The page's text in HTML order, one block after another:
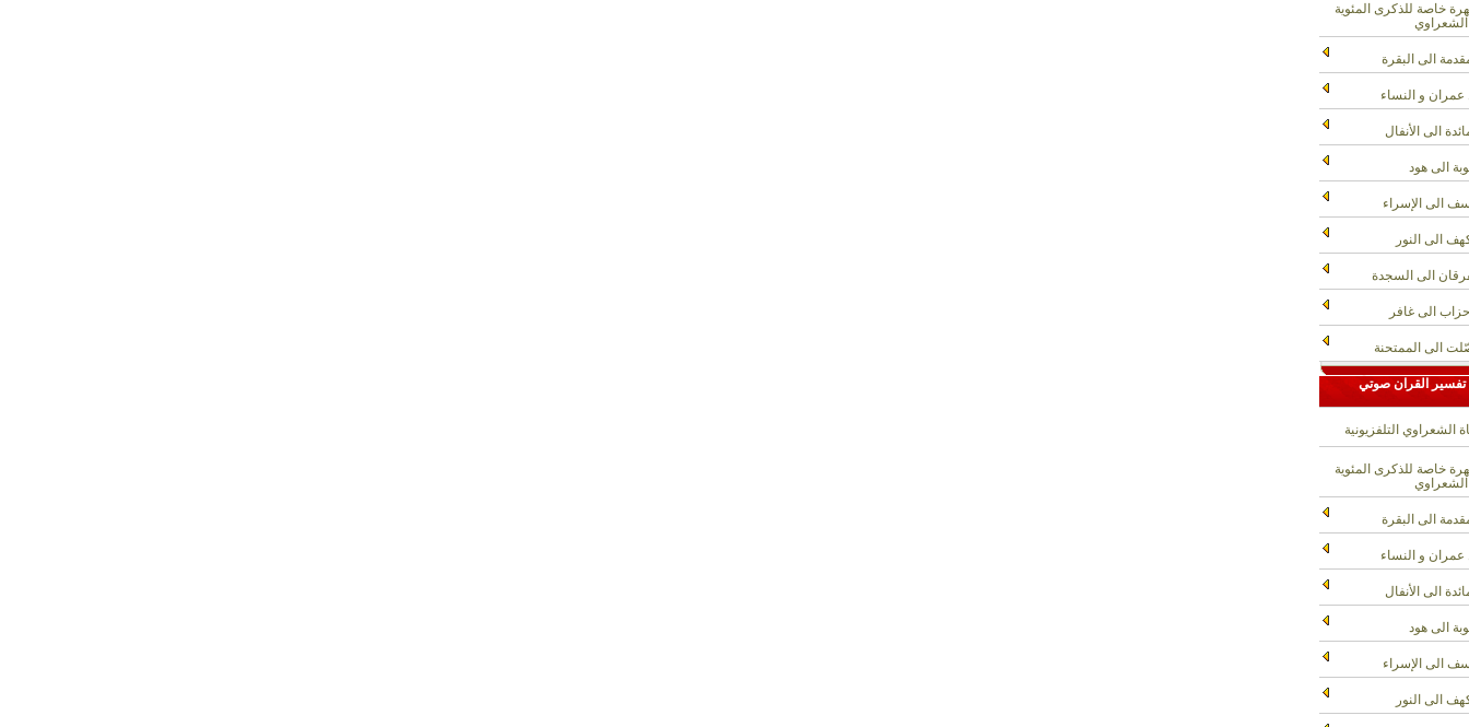
خاصة للذكرى المئوية
الى البقرة
و النساء
الى الأنفال
الى هود
الى الإسراء
الى النور
الى السجدة
الى غافر
الى الممتحنة
تفسير القران صوتي
الشعراوي التلفزيونية
خاصة للذكرى المئوية
الى البقرة
و النساء
الى الأنفال
الى هود
الى الإسراء
الى النور